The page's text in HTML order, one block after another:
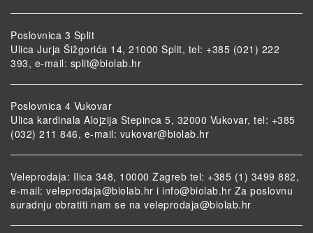
Poslovnica 3 Split
Ulica Jurja Šižgorića 14, 21000 Split, tel: +385 (021) 222
393, e-mail: split@biolab.hr
Poslovnica 4 Vukovar
Ulica kardinala Alojzija Stepinca 5, 32000 Vukovar, tel: +385
(032) 211 846, e-mail: vukovar@biolab.hr
Veleprodaja: Ilica 348, 10000 Zagreb tel: +385 (1) 3499 882,
e-mail: veleprodaja@biolab.hr i info@biolab.hr Za poslovnu
suradnju obratiti nam se na veleprodaja@biolab.hr